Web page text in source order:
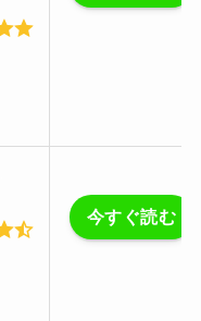
今すぐ読む